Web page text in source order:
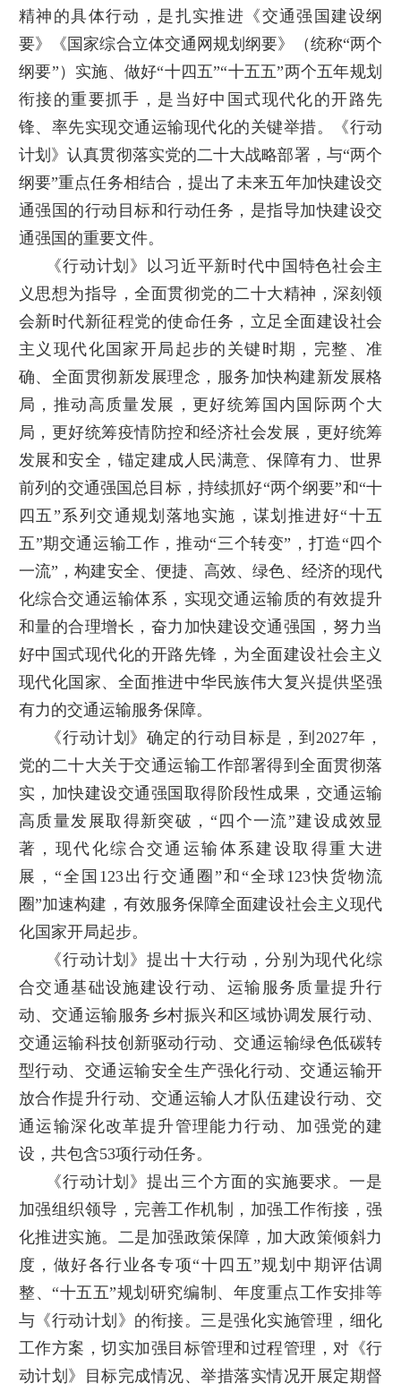
精神的具体行动，是扎实推进《交通强国建设纲
要》《国家综合立体交通网规划纲要》（统称“两个
纲要”）实施、做好“十四五”“十五五”两个五年规划
衔接的重要抓手，是当好中国式现代化的开路先
锋、率先实现交通运输现代化的关键举措。《行动
计划》认真贯彻落实党的二十大战略部署，与“两个
纲要”重点任务相结合，提出了未来五年加快建设交
通强国的行动目标和行动任务，是指导加快建设交
通强国的重要文件。
《行动计划》以习近平新时代中国特色社会主
义思想为指导，全面贯彻党的二十大精神，深刻领
会新时代新征程党的使命任务，立足全面建设社会
主义现代化国家开局起步的关键时期，完整、准
确、全面贯彻新发展理念，服务加快构建新发展格
局，推动高质量发展，更好统筹国内国际两个大
局，更好统筹疫情防控和经济社会发展，更好统筹
发展和安全，锚定建成人民满意、保障有力、世界
前列的交通强国总目标，持续抓好“两个纲要”和“十
四五”系列交通规划落地实施，谋划推进好“十五
五”期交通运输工作，推动“三个转变”，打造“四个
一流”，构建安全、便捷、高效、绿色、经济的现代
化综合交通运输体系，实现交通运输质的有效提升
和量的合理增长，奋力加快建设交通强国，努力当
好中国式现代化的开路先锋，为全面建设社会主义
现代化国家、全面推进中华民族伟大复兴提供坚强
有力的交通运输服务保障。
《行动计划》确定的行动目标是，到2027年，
党的二十大关于交通运输工作部署得到全面贯彻落
实，加快建设交通强国取得阶段性成果，交通运输
高质量发展取得新突破，“四个一流”建设成效显
著，现代化综合交通运输体系建设取得重大进
展，“全国123出行交通圈”和“全球123快货物流
圈”加速构建，有效服务保障全面建设社会主义现代
化国家开局起步。
《行动计划》提出十大行动，分别为现代化综
合交通基础设施建设行动、运输服务质量提升行
动、交通运输服务乡村振兴和区域协调发展行动、
交通运输科技创新驱动行动、交通运输绿色低碳转
型行动、交通运输安全生产强化行动、交通运输开
放合作提升行动、交通运输人才队伍建设行动、交
通运输深化改革提升管理能力行动、加强党的建
设，共包含53项行动任务。
《行动计划》提出三个方面的实施要求。一是
加强组织领导，完善工作机制，加强工作衔接，强
化推进实施。二是加强政策保障，加大政策倾斜力
度，做好各行业各专项“十四五”规划中期评估调
整、“十五五”规划研究编制、年度重点工作安排等
与《行动计划》的衔接。三是强化实施管理，细化
工作方案，切实加强目标管理和过程管理，对《行
动计划》目标完成情况、举措落实情况开展定期督